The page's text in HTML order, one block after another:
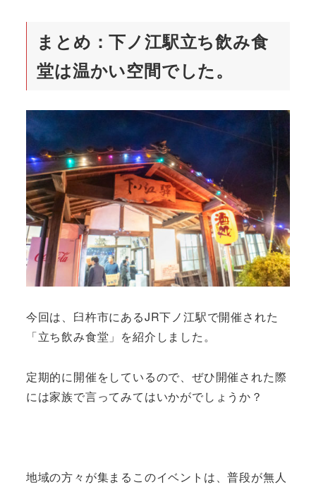
まとめ：下ノ江駅立ち飲み食
堂は温かい空間でした。
今回は、臼杵市にあるJR下ノ江駅で開催された
「立ち飲み食堂」を紹介しました。
定期的に開催をしているので、ぜひ開催された際
には家族で言ってみてはいかがでしょうか？
地域の方々が集まるこのイベントは、普段が無人